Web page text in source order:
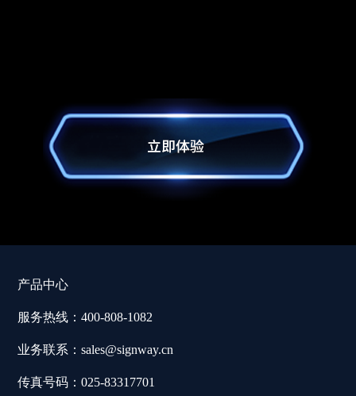
产品中心
服务热线：400-808-1082
业务联系：sales@signway.cn
传真号码：025-83317701